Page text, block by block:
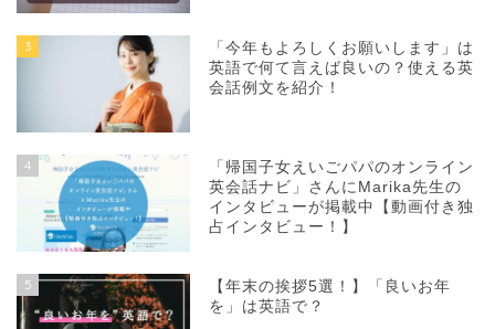
3
「今年もよろしくお願いします」は
英語で何て言えば良いの？使える英
会話例文を紹介！
4
「帰国子女えいごパパのオンライン
英会話ナビ」さんにMarika先生の
インタビューが掲載中【動画付き独
占インタビュー！】
5
【年末の挨拶5選！】「良いお年
を」は英語で？